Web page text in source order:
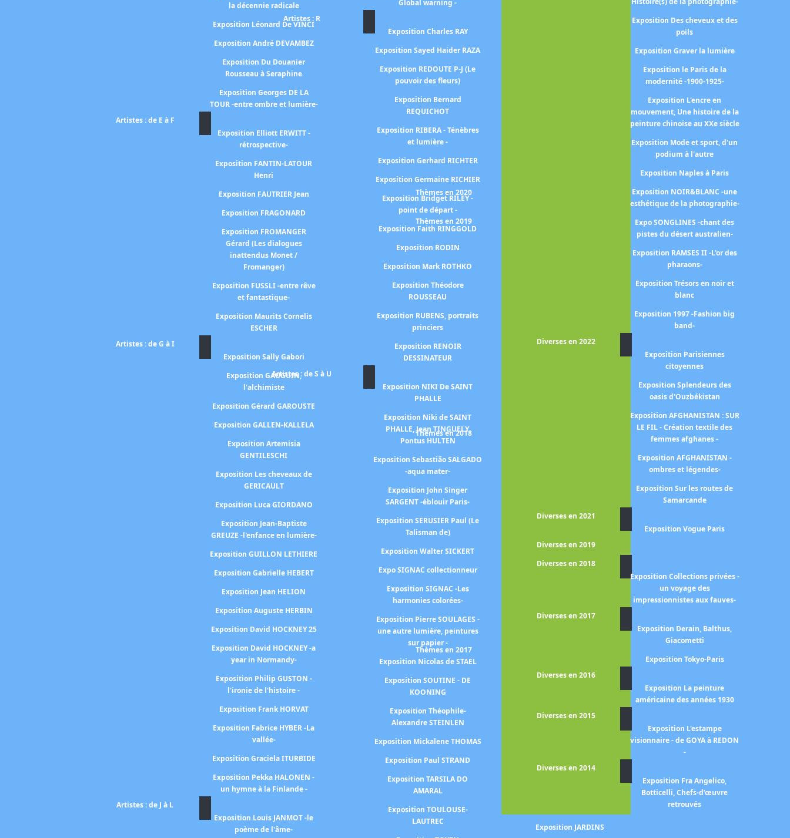
la décennie radicale
Exposition Léonard De VINCI
Exposition André DEVAMBEZ
Exposition Du Douanier
Rousseau à Seraphine
Exposition Georges DE LA
TOUR -entre ombre et lumière-
Artistes : de E à F
Exposition Elliott ERWITT -
rétrospective-
Exposition FANTIN-LATOUR
Henri
Exposition FAUTRIER Jean
Exposition FRAGONARD
Exposition FROMANGER
Gérard (Les dialogues
inattendus Monet /
Fromanger)
Exposition FUSSLI -entre rêve
et fantastique-
Exposition Maurits Cornelis
ESCHER
Artistes : de G à I
Exposition Sally Gabori
Exposition GAUGUIN,
l'alchimiste
Exposition Gérard GAROUSTE
Exposition GALLEN-KALLELA
Exposition Artemisia
GENTILESCHI
Exposition Les cheveaux de
GERICAULT
Exposition Luca GIORDANO
Exposition Jean-Baptiste
GREUZE -l'enfance en lumière-
Exposition GUILLON LETHIERE
Exposition Gabrielle HEBERT
Exposition Jean HELION
Exposition Auguste HERBIN
Exposition David HOCKNEY 25
Exposition David HOCKNEY -a
year in Normandy-
Exposition Philip GUSTON -
l'ironie de l'histoire -
Exposition Frank HORVAT
Exposition Fabrice HYBER -La
vallée-
Exposition Graciela ITURBIDE
Exposition Pekka HALONEN -
un hymne à la Finlande -
Artistes : de J à L
Exposition Louis JANMOT -le
poème de l'âme-
Global warning -
Artistes : R
Exposition Charles RAY
Exposition Sayed Haider RAZA
Exposition REDOUTE P-J (Le
pouvoir des fleurs)
Exposition Bernard
REQUICHOT
Exposition RIBERA - Ténèbres
et lumière -
Exposition Gerhard RICHTER
Exposition Germaine RICHIER
Exposition Bridget RILEY -
point de départ -
Exposition Faith RINGGOLD
Exposition RODIN
Exposition Mark ROTHKO
Exposition Théodore
ROUSSEAU
Exposition RUBENS, portraits
princiers
Exposition RENOIR
DESSINATEUR
Artistes : de S à U
Exposition NIKI De SAINT
PHALLE
Exposition Niki de SAINT
PHALLE, Jean TINGUELY,
Pontus HULTEN
Exposition Sebastião SALGADO
-aqua mater-
Exposition John Singer
SARGENT -éblouir Paris-
Exposition SERUSIER Paul (Le
Talisman de)
Exposition Walter SICKERT
Expo SIGNAC collectionneur
Exposition SIGNAC -Les
harmonies colorées-
Exposition Pierre SOULAGES -
une autre lumière, peintures
sur papier -
Exposition Nicolas de STAEL
Exposition SOUTINE - DE
KOONING
Exposition Théophile-
Alexandre STEINLEN
Exposition Mickalene THOMAS
Exposition Paul STRAND
Exposition TARSILA DO
AMARAL
Exposition TOULOUSE-
LAUTREC
Thèmes en 2020
Thèmes en 2019
Exposition L'age d'or de la
Thèmes en 2018
France 1850-1910-
Exposition Eblouissante Venise
Exposition Le cubisme
Exposition Les
Thèmes en 2017
Le paysage mystique
Exposition Collection Leiden -
Rothko - Collection Alicia
Exposition JARDINS
Exposition Des cheveux et des
poils
Exposition Graver la lumière
Exposition le Paris de la
modernité -1900-1925-
Exposition L'encre en
mouvement, Une histoire de la
peinture chinoise au XXe siècle
Exposition Mode et sport, d'un
podium à l'autre
Exposition Naples à Paris
Exposition NOIR&BLANC -une
esthétique de la photographie-
Expo SONGLINES -chant des
pistes du désert australien-
Exposition RAMSES II -L'or des
pharaons-
Exposition Trésors en noir et
blanc
Exposition 1997 -Fashion big
band-
Diverses en 2022
Exposition Parisiennes
citoyennes
Exposition Splendeurs des
oasis d'Ouzbékistan
Exposition AFGHANISTAN : SUR
LE FIL - Création textile des
femmes afghanes -
Exposition AFGHANISTAN -
ombres et légendes-
Exposition Sur les routes de
Samarcande
Diverses en 2021
Exposition Vogue Paris
Diverses en 2019
Diverses en 2018
Exposition Collections privées -
un voyage des
impressionnistes aux fauves-
Diverses en 2017
Exposition Derain, Balthus,
Giacometti
Exposition Tokyo-Paris
Diverses en 2016
Exposition La peinture
américaine des années 1930
Diverses en 2015
Exposition L'estampe
visionnaire - de GOYA à REDON
-
Diverses en 2014
Exposition Fra Angelico,
Botticelli, Chefs-d’œuvre
retrouvés